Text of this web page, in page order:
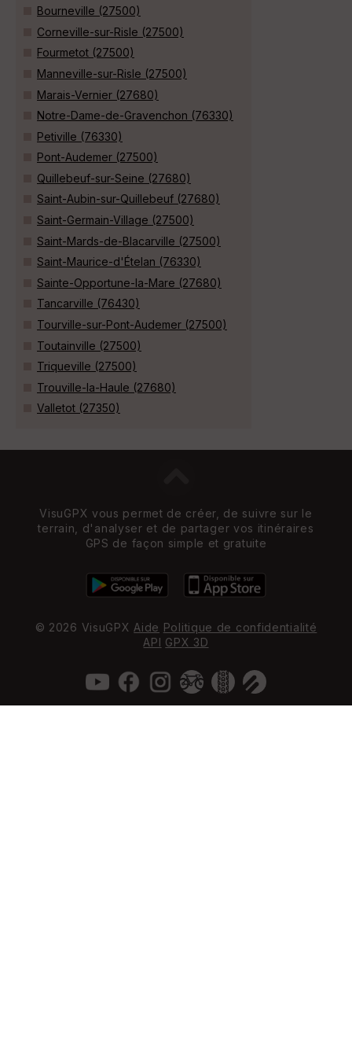
Bourneville (27500)
Corneville-sur-Risle (27500)
Fourmetot (27500)
Manneville-sur-Risle (27500)
Marais-Vernier (27680)
Notre-Dame-de-Gravenchon (76330)
Petiville (76330)
Pont-Audemer (27500)
Quillebeuf-sur-Seine (27680)
Saint-Aubin-sur-Quillebeuf (27680)
Saint-Germain-Village (27500)
Saint-Mards-de-Blacarville (27500)
Saint-Maurice-d'Ételan (76330)
Sainte-Opportune-la-Mare (27680)
Tancarville (76430)
Tourville-sur-Pont-Audemer (27500)
Toutainville (27500)
Triqueville (27500)
Trouville-la-Haule (27680)
Valletot (27350)
VisuGPX vous permet de créer, de suivre sur le
terrain, d'analyser et de partager vos itinéraires
GPS de façon simple et gratuite
© 2026 VisuGPXAide Politique de confidentialité
API GPX 3D